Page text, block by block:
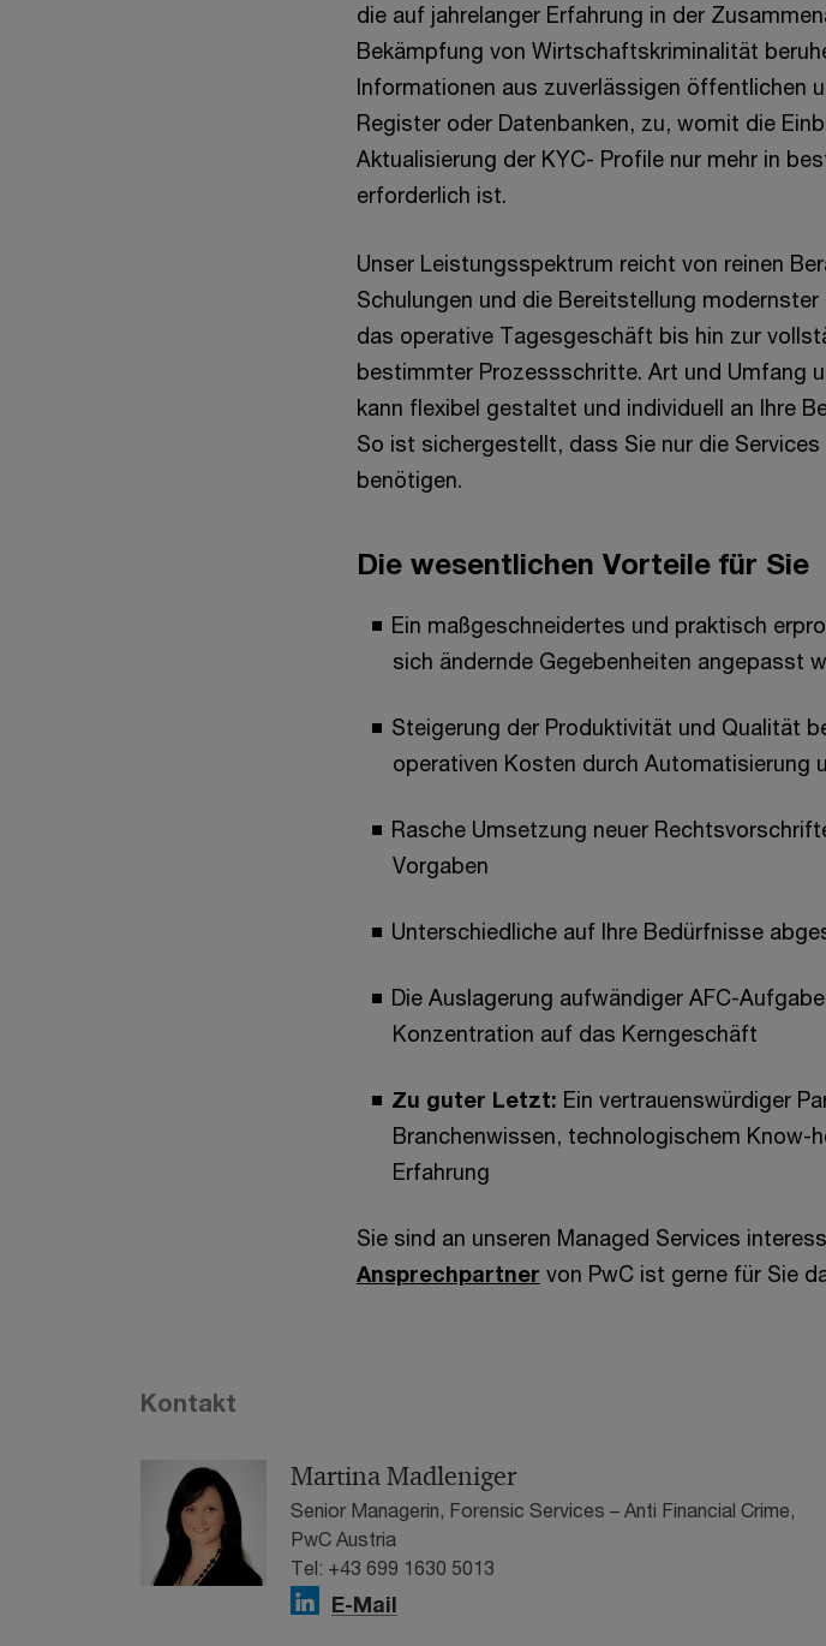
die auf jahrelanger Erfahrung in der
Bekämpfung von Wirtschaftskriminalität
Informationen aus zuverlässigen öffentlichen
Register oder Datenbanken, zu, womit die
Aktualisierung der KYC- Profile nur mehr in
erforderlich ist.
Unser Leistungsspektrum reicht von reinen
Schulungen und die Bereitstellung
das operative Tagesgeschäft bis hin zur
bestimmter Prozessschritte. Art und Umfang
kann flexibel gestaltet und individuell an Ihre
So ist sichergestellt, dass Sie nur die
benötigen.
Die wesentlichen Vorteile für Sie
Ein maßgeschneidertes und praktisch
sich ändernde Gegebenheiten angepasst
Steigerung der Produktivität und Qualität
operativen Kosten durch Automatisierung
Rasche Umsetzung neuer
Vorgaben
Unterschiedliche auf Ihre Bedürfnisse
Die Auslagerung aufwändiger AFC-
Konzentration auf das Kerngeschäft
Zu guter Letzt: Ein vertrauenswürdiger
Branchenwissen, technologischem Know-
Erfahrung
Sie sind an unseren Managed Services
Ansprechpartner von PwC ist gerne für Sie
Kontakt
Martina Madleniger
Senior Managerin, Forensic Services – Anti Financial Crime,
PwC Austria
Tel: +43 699 1630 5013
E-Mail